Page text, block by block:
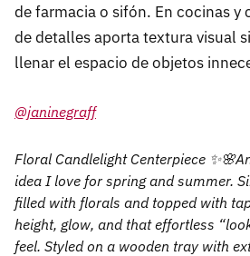
de farmacia o sifón. En cocinas y
de detalles aporta textura visual
llenar el espacio de objetos
@janinegraff
Floral Candlelight Centerpiece
idea I love for spring and summer.
filled with florals and topped with
height, glow, and that effortless
feel. Styled on a wooden tray with